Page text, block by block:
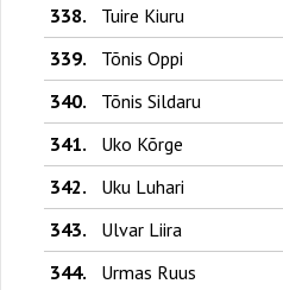
338.
Tuire Kiuru
339.
Tõnis Oppi
340.
Tõnis Sildaru
341.
Uko Kõrge
342.
Uku Luhari
343.
Ulvar Liira
344.
Urmas Ruus